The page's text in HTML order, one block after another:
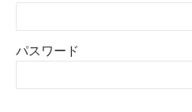
パスワード